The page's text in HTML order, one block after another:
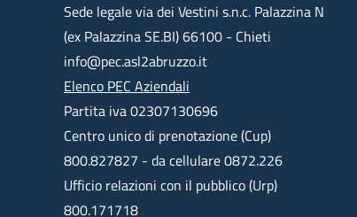
Sede legale via dei Vestini s.n.c. Palazzina N
(ex Palazzina SE.BI) 66100 - Chieti
info@pec.asl2abruzzo.it
Elenco PEC Aziendali
Partita iva 02307130696
Centro unico di prenotazione (Cup)
800.827827 - da cellulare 0872.226
Ufficio relazioni con il pubblico (Urp)
800.171718